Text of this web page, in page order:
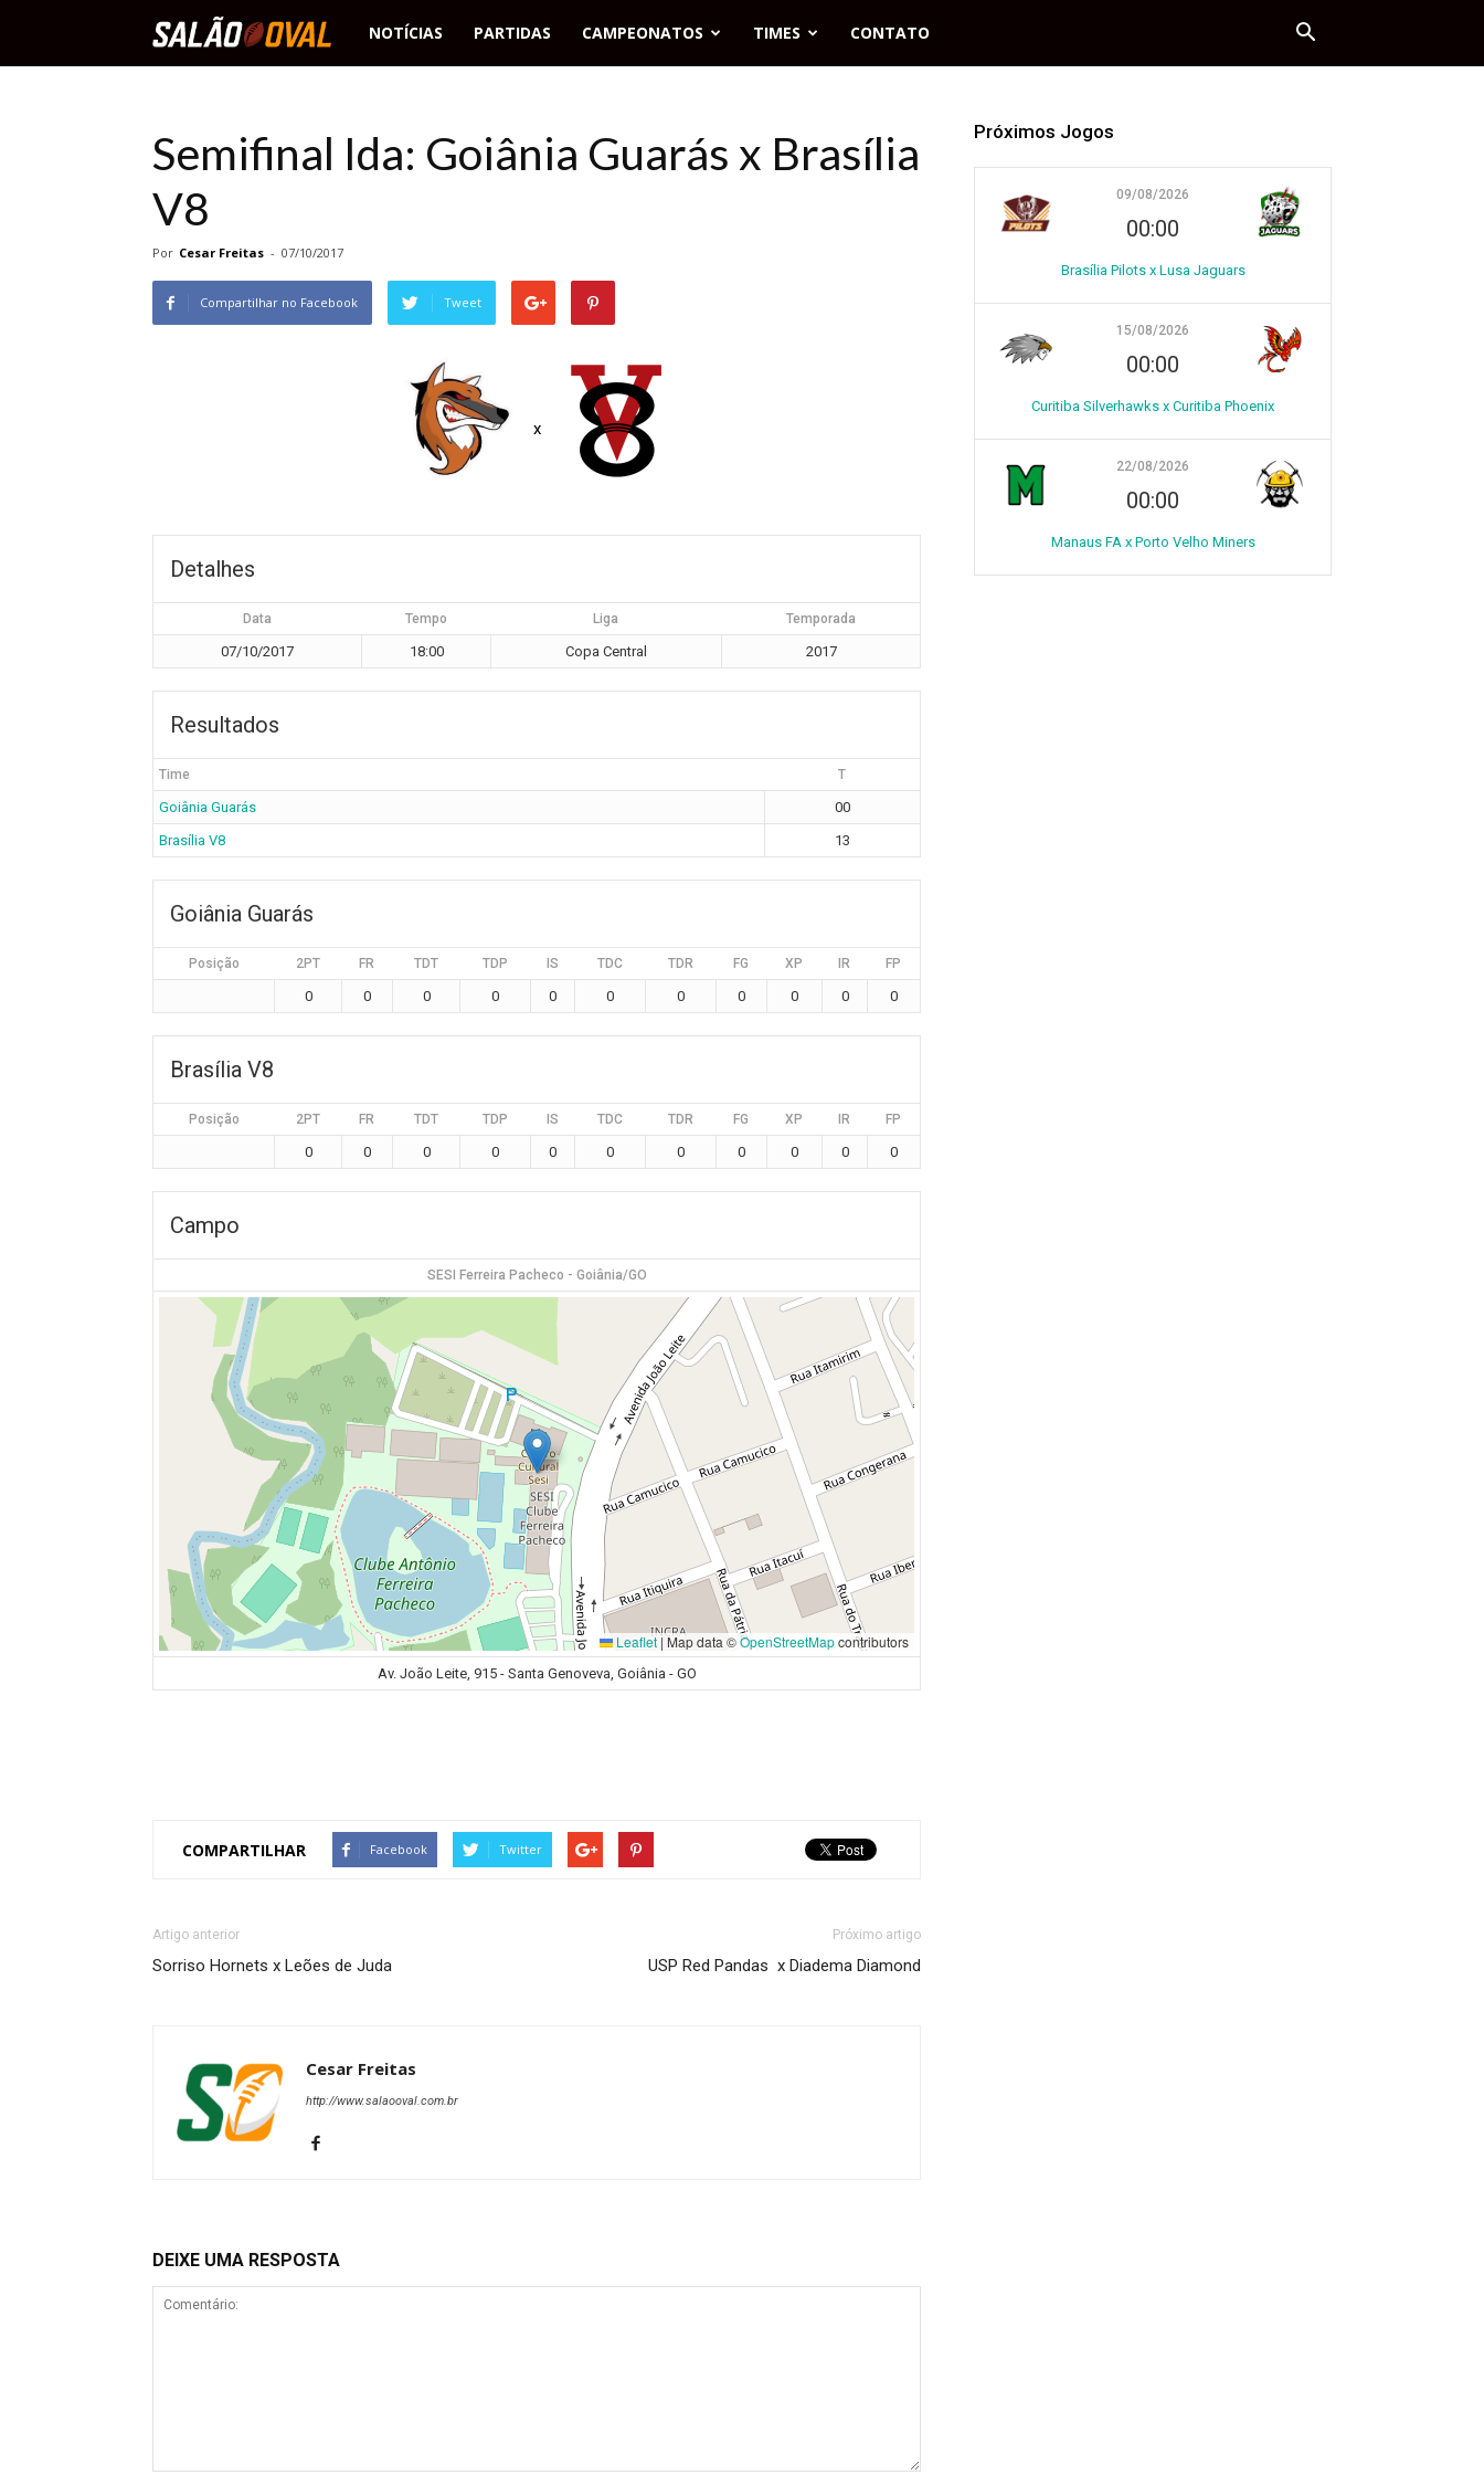
Salão
NOTÍCIAS PARTIDAS CAMPEONATOS TIMES CONTATO
Semifinal Ida: Goiânia Guarás x Brasília
V8
Por Cesar Freitas - 07/10/2017
Compartilhar no Facebook Tweet
x
Detalhes
Data Tempo Liga Temporada
07/10/2017 18:00 Copa Central 2017
Resultados
Time T
Goiânia Guarás
00
Brasília V8
13
Goiânia Guarás
Posição 2PT FR TDT TDP IS TDC TDR FG XP IR FP
0 0 0 0 0 0 0 0 0 0 0
Brasília V8
Posição 2PT FR TDT TDP IS TDC TDR FG XP IR FP
0 0 0 0 0 0 0 0 0 0 0
Campo
SESI Ferreira Pacheco - Goiânia/GO
Leaflet|Map data ©OpenStreetMapcontributors
Av. João Leite, 915 - Santa Genoveva, Goiânia - GO
COMPARTILHAR Facebook Twitter
Artigo anterior
Sorriso Hornets x Leões de Juda
Próximo artigo
USP Red Pandas x Diadema Diamond
Cesar Freitas
http://www.salaooval.com.br
DEIXE UMA RESPOSTA
Próximos Jogos
09/08/2026
00:00
Brasília Pilots x Lusa Jaguars
15/08/2026
00:00
Curitiba Silverhawks x Curitiba Phoenix
22/08/2026
00:00
Manaus FA x Porto Velho Miners